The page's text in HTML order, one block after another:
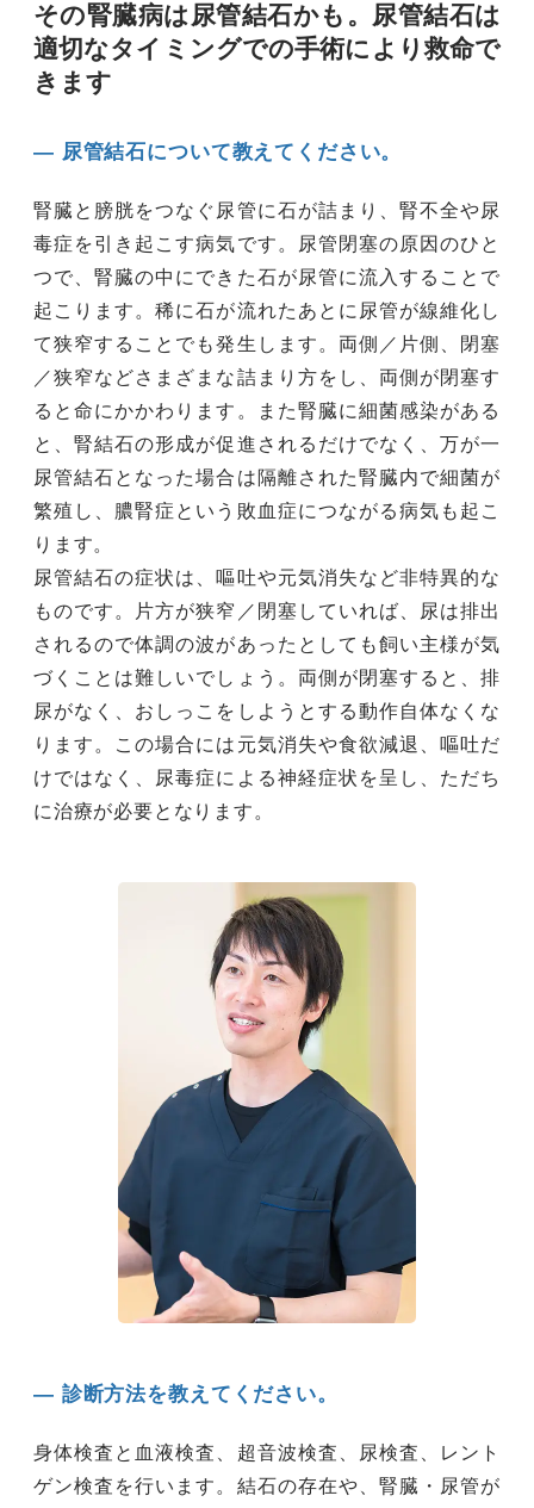
その腎臓病は尿管結石かも。尿管結石は
適切なタイミングでの手術により救命で
きます
― 尿管結石について教えてください。
腎臓と膀胱をつなぐ尿管に石が詰まり、腎不全や尿
毒症を引き起こす病気です。尿管閉塞の原因のひと
つで、腎臓の中にできた石が尿管に流入することで
起こります。稀に石が流れたあとに尿管が線維化し
て狭窄することでも発生します。両側／片側、閉塞
／狭窄などさまざまな詰まり方をし、両側が閉塞す
ると命にかかわります。また腎臓に細菌感染がある
と、腎結石の形成が促進されるだけでなく、万が一
尿管結石となった場合は隔離された腎臓内で細菌が
繁殖し、膿腎症という敗血症につながる病気も起こ
ります。
尿管結石の症状は、嘔吐や元気消失など非特異的な
ものです。片方が狭窄／閉塞していれば、尿は排出
されるので体調の波があったとしても飼い主様が気
づくことは難しいでしょう。両側が閉塞すると、排
尿がなく、おしっこをしようとする動作自体なくな
ります。この場合には元気消失や食欲減退、嘔吐だ
けではなく、尿毒症による神経症状を呈し、ただち
に治療が必要となります。
― 診断方法を教えてください。
身体検査と血液検査、超音波検査、尿検査、レント
ゲン検査を行います。結石の存在や、腎臓・尿管が